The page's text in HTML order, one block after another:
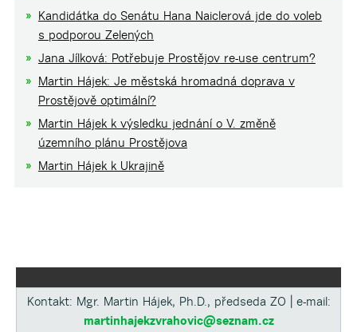
Kandidátka do Senátu Hana Naiclerová jde do voleb
s podporou Zelených
Jana Jílková: Potřebuje Prostějov re-use centrum?
Martin Hájek: Je městská hromadná doprava v
Prostějově optimální?
Martin Hájek k výsledku jednání o V. změně
územního plánu Prostějova
Martin Hájek k Ukrajině
Kontakt: Mgr. Martin Hájek, Ph.D., předseda ZO | e-mail:
martinhajekzvrahovic@seznam.cz